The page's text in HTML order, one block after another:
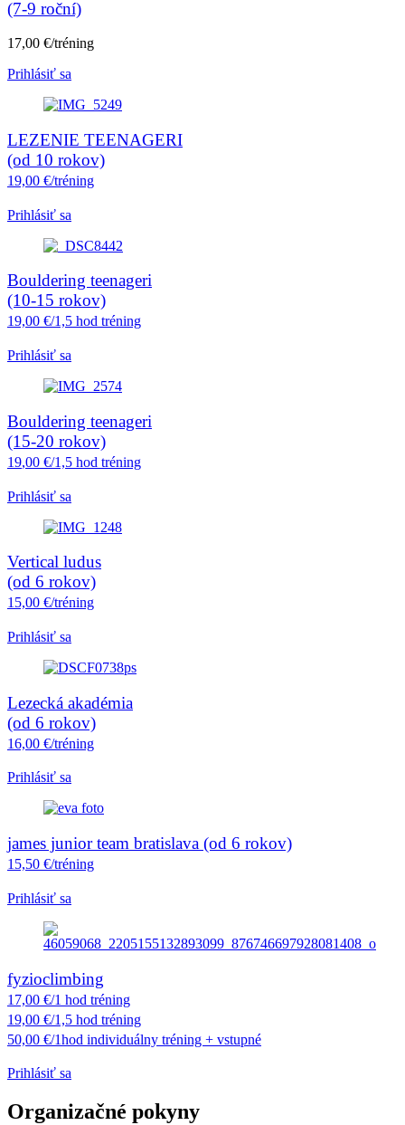
(7-9 roční)
17,00 €/tréning
Prihlásiť sa
LEZENIE TEENAGERI
(od 10 rokov)
19,00 €/tréning
Prihlásiť sa
Bouldering teenageri
(10-15 rokov)
19,00 €/1,5 hod tréning
Prihlásiť sa
Bouldering teenageri
(15-20 rokov)
19,00 €/1,5 hod tréning
Prihlásiť sa
Vertical ludus
(od 6 rokov)
15,00 €/tréning
Prihlásiť sa
Lezecká akadémia
(od 6 rokov)
16,00 €/tréning
Prihlásiť sa
james junior team bratislava (od 6 rokov)
15,50 €/tréning
Prihlásiť sa
fyzioclimbing
17,00 €/1 hod tréning
19,00 €/1,5 hod tréning
50,00 €/1hod individuálny tréning + vstupné
Prihlásiť sa
Organizačné pokyny